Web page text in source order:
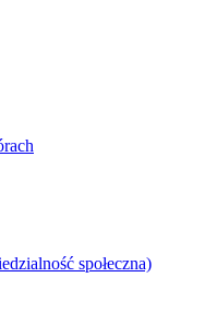
społeczna)